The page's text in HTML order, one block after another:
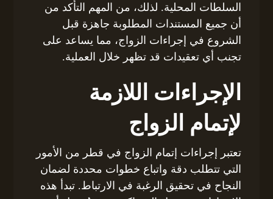
السلطات المحلية. لذلك، من المهم التأكد من
أن جميع المستندات المطلوبة جاهزة قبل
الشروع في إجراءات الزواج، مما يساعد على
تجنب أي تعقيدات قد تظهر خلال العملية.
الإجراءات اللازمة
لإتمام الزواج
تعتبر إجراءات إتمام الزواج في قطر من الأمور
التي تتطلب دقة واتباع خطوات محددة لضمان
النجاح في تحقيق الرغبة في الارتباط. تبدأ هذه